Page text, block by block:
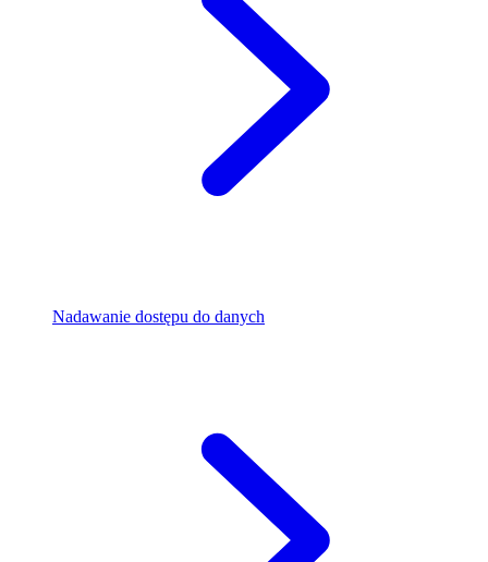
Nadawanie dostępu do danych